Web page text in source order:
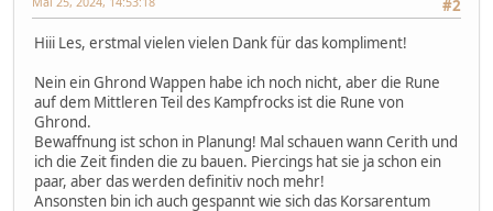
#2
Hiii Les, erstmal vielen vielen Dank für das kompliment!
Nein ein Ghrond Wappen habe ich noch nicht, aber die Rune
auf dem Mittleren Teil des Kampfrocks ist die Rune von
Ghrond.
Bewaffnung ist schon in Planung! Mal schauen wann Cerith und
ich die Zeit finden die zu bauen. Piercings hat sie ja schon ein
paar, aber das werden definitiv noch mehr!
Ansonsten bin ich auch gespannt wie sich das Korsarentum